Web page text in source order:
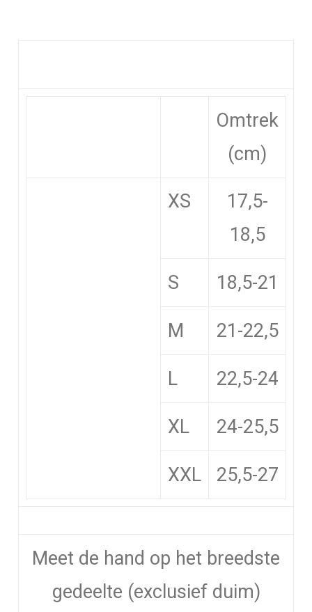
Omtrek
(cm)
XS
17,5-
18,5
S 18,5-21
M 21-22,5
L 22,5-24
XL 24-25,5
XXL 25,5-27
Meet de hand op het breedste
gedeelte (exclusief duim)